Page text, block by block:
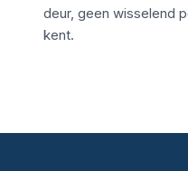
deur, geen wisselend
kent.